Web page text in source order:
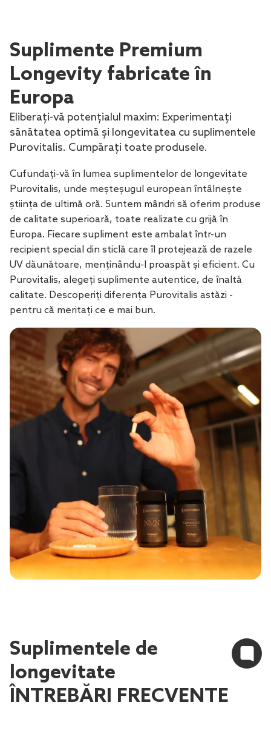
Suplimente Premium
Longevity fabricate în
Europa
Eliberați-vă potențialul maxim: Experimentați
sănătatea optimă și longevitatea cu suplimentele
Purovitalis. Cumpărați toate produsele.
Cufundați-vă în lumea suplimentelor de longevitate
Purovitalis, unde meșteșugul european întâlnește
știința de ultimă oră. Suntem mândri să oferim produse
de calitate superioară, toate realizate cu grijă în
Europa. Fiecare supliment este ambalat într-un
recipient special din sticlă care îl protejează de razele
UV dăunătoare, menținându-l proaspăt și eficient. Cu
Purovitalis, alegeți suplimente autentice, de înaltă
calitate. Descoperiți diferența Purovitalis astăzi -
pentru că meritați ce e mai bun.
Suplimentele de
longevitate
ÎNTREBĂRI FRECVENTE